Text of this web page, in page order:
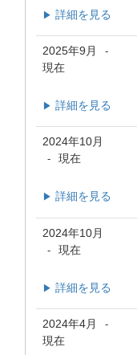
▶ 詳細を見る
2025年9月 -
現在
▶ 詳細を見る
2024年10月
- 現在
▶ 詳細を見る
2024年10月
- 現在
▶ 詳細を見る
2024年4月 -
現在